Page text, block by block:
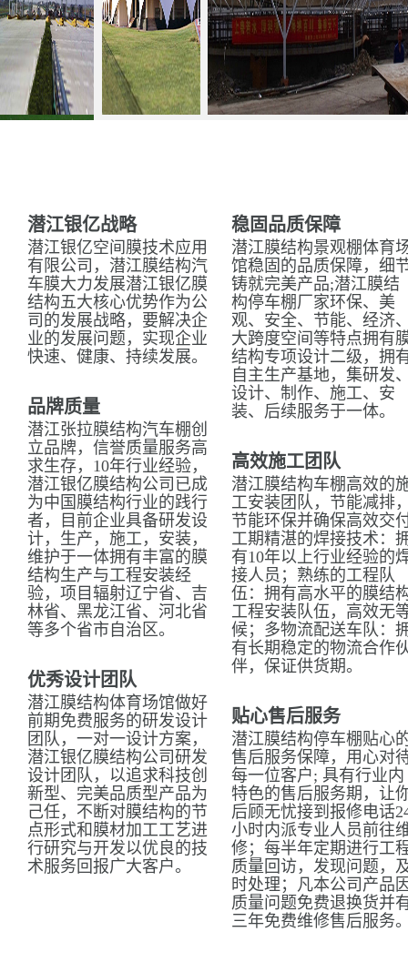
潜江银亿战略
潜江银亿空间膜技术应用
有限公司，潜江膜结构汽
车膜大力发展潜江银亿膜
结构五大核心优势作为公
司的发展战略，要解决企
业的发展问题，实现企业
快速、健康、持续发展。
品牌质量
潜江张拉膜结构汽车棚创
立品牌，信誉质量服务高
求生存，10年行业经验，
潜江银亿膜结构公司已成
为中国膜结构行业的践行
者，目前企业具备研发设
计，生产，施工，安装，
维护于一体拥有丰富的膜
结构生产与工程安装经
验，项目辐射辽宁省、吉
林省、黑龙江省、河北省
等多个省市自治区。
优秀设计团队
潜江膜结构体育场馆做好
前期免费服务的研发设计
团队，一对一设计方案，
潜江银亿膜结构公司研发
设计团队，以追求科技创
新型、完美品质型产品为
己任，不断对膜结构的节
点形式和膜材加工工艺进
行研究与开发以优良的技
术服务回报广大客户。
稳固品质保障
潜江膜结构景观棚体育
馆稳固的品质保障，细
铸就完美产品;潜江膜结
构停车棚厂家环保、美
观、安全、节能、经济
大跨度空间等特点拥有
结构专项设计二级，拥
自主生产基地，集研发
设计、制作、施工、安
装、后续服务于一体。
高效施工团队
潜江膜结构车棚高效的
工安装团队，节能减排
节能环保并确保高效交
工期精湛的焊接技术：
有10年以上行业经验的
接人员；熟练的工程队
伍：拥有高水平的膜结
工程安装队伍，高效无
候；多物流配送车队：
有长期稳定的物流合作
伴，保证供货期。
贴心售后服务
潜江膜结构停车棚贴心
售后服务保障，用心对
每一位客户; 具有行业内
特色的售后服务期，让
后顾无忧接到报修电话
小时内派专业人员前往
修；每半年定期进行工
质量回访，发现问题，
时处理；凡本公司产品
质量问题免费退换货并
三年免费维修售后服务